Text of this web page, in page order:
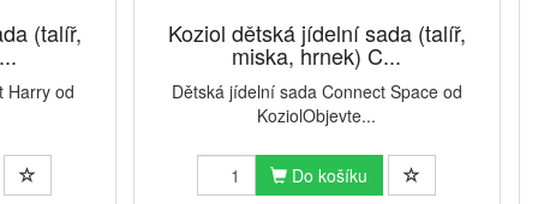
(talíř,
Harry od
Koziol dětská jídelní sada (talíř,
miska, hrnek) C...
Dětská jídelní sada Connect Space od
KoziolObjevte...
Do košíku